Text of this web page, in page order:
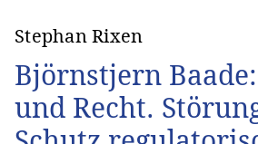
Stephan Rixen
Björnstjern
und Recht.